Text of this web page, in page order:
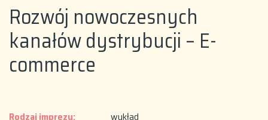
Rozwój nowoczesnych
kanałów dystrybucji – E-
commerce
Rodzaj imprezy:
wykład